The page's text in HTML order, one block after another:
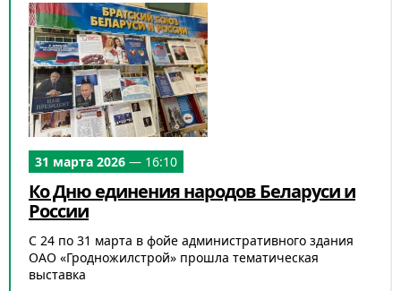
31 марта 2026 — 16:10
Ко Дню единения народов Беларуси и
России
С 24 по 31 марта в фойе административного здания
ОАО «Гродножилстрой» прошла тематическая
выставка